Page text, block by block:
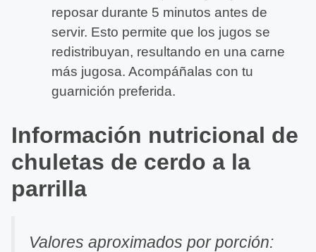
reposar durante 5 minutos antes de
servir. Esto permite que los jugos se
redistribuyan, resultando en una carne
más jugosa. Acompáñalas con tu
guarnición preferida.
Información nutricional de
chuletas de cerdo a la
parrilla
Valores aproximados por porción: